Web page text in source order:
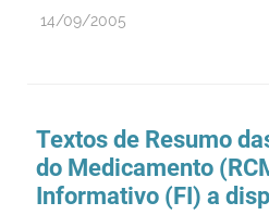
Informação institucional
Licenciamentos
Locais de venda
14/09/2005
Textos de Resumo
do Medicamento
Informativo (FI) a